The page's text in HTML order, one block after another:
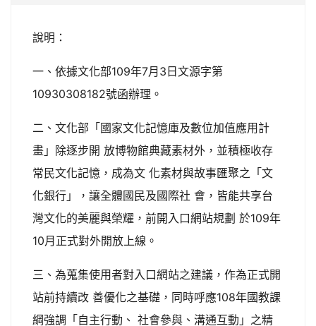
說明：
一、依據文化部109年7月3日文源字第
10930308182號函辦理。
二、文化部「國家文化記憶庫及數位加值應用計
畫」除逐步開 放博物館典藏素材外，並積極收存
常民文化記憶，成為文 化素材與故事匯聚之「文
化銀行」，讓全體國民及國際社 會，皆能共享台
灣文化的美麗與榮耀，前開入口網站規劃 於109年
10月正式對外開放上線。
三、為蒐集使用者對入口網站之建議，作為正式開
站前持續改 善優化之基礎，同時呼應108年國教課
綱強調「自主行動、 社會參與、溝通互動」之精